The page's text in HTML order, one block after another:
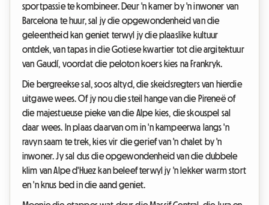
sportpassie te kombineer. Deur 'n kamer by 'n inwoner van
Barcelona te huur, sal jy die opgewondenheid van die
geleentheid kan geniet terwyl jy die plaaslike kultuur
ontdek, van tapas in die Gotiese kwartier tot die argitektuur
van Gaudí, voordat die peloton koers kies na Frankryk.
Die bergreekse sal, soos altyd, die skeidsregters van hierdie
uitgawe wees. Of jy nou die steil hange van die Pireneë of
die majestueuse pieke van die Alpe kies, die skouspel sal
daar wees. In plaas daarvan om in 'n kampeerwa langs 'n
ravyn saam te trek, kies vir die gerief van 'n chalet by 'n
inwoner. Jy sal dus die opgewondenheid van die dubbele
klim van Alpe d'Huez kan beleef terwyl jy 'n lekker warm stort
en 'n knus bed in die aand geniet.